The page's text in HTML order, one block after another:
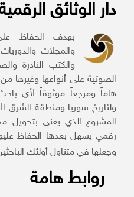
دار الوثائق الرقمية
بهدف الحفاظ على
والمجلات
والكتب النادرة
الصوتية على أنواعها وغيرها من
هاماً ومرجعاً موثوقاً لأي
ولتاريخ سوريا ومنطقة الشرق
المشروع الذي يعنى بتحويل
رقمي يسهل بعدها الحفاظ
وجعلها في متناول أولئك
روابط هامة